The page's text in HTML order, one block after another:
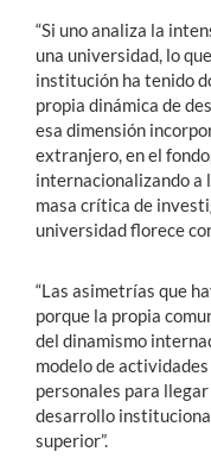
“Si uno analiza la
una universidad, lo
institución ha tenido
propia dinámica de
esa dimensión
extranjero, en el
internacionalizando a
masa crítica de
universidad florece
“Las asimetrías que
porque la propia
del dinamismo
modelo de
personales para
desarrollo
superior”.